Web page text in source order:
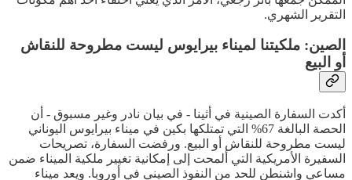
التقرير الشهري.
الصين: ملكيتنا لميناء بيرايوس ليست مطروحة للنقاش
أو البيع
أكدت السفارة الصينية في أثينا - في بيان نادر وغير مسبوق - أن
الحصة البالغة 67% التي تمتلكها بكين في ميناء بيرايوس اليوناني
ليست مطروحة للنقاش أو البيع. ورفضت السفارة، تصريحات
السفيرة الأمريكية التي ألمحت إلى إمكانية تغيير ملكية الميناء ضمن
مساعي واشنطن للحد من النفوذ الصيني في أوروبا. ويعد ميناء